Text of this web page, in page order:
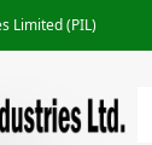
Limited (PIL)